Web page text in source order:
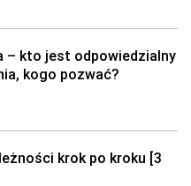
– kto jest odpowiedzialny
kogo pozwać?
krok po kroku [3